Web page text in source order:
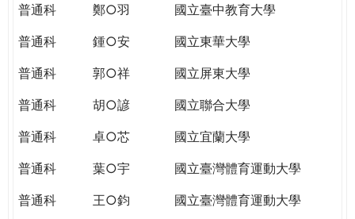
WAGOR
TODAY
THE
WORLD
PUTTING
YOU
THE
普通科
鄭○羽
國立臺中教育大學
普通科
鍾○安
國立東華大學
普通科
郭○祥
國立屏東大學
普通科
胡○諺
國立聯合大學
普通科
卓○芯
國立宜蘭大學
普通科
葉○宇
國立臺灣體育運動大學
普通科
王○鈞
國立臺灣體育運動大學